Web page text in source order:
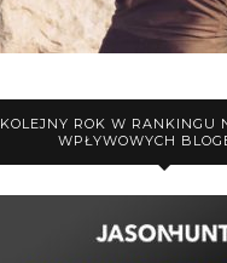
KOLEJNY ROK W RANKINGU
WPŁYWOWYCH